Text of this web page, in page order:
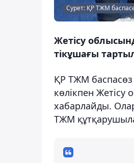
Сурет: ҚР ТЖМ
Жетісу
тікұшағы
ҚР ТЖМ баспасөз
көлікпен
хабарлайды.
ТЖМ